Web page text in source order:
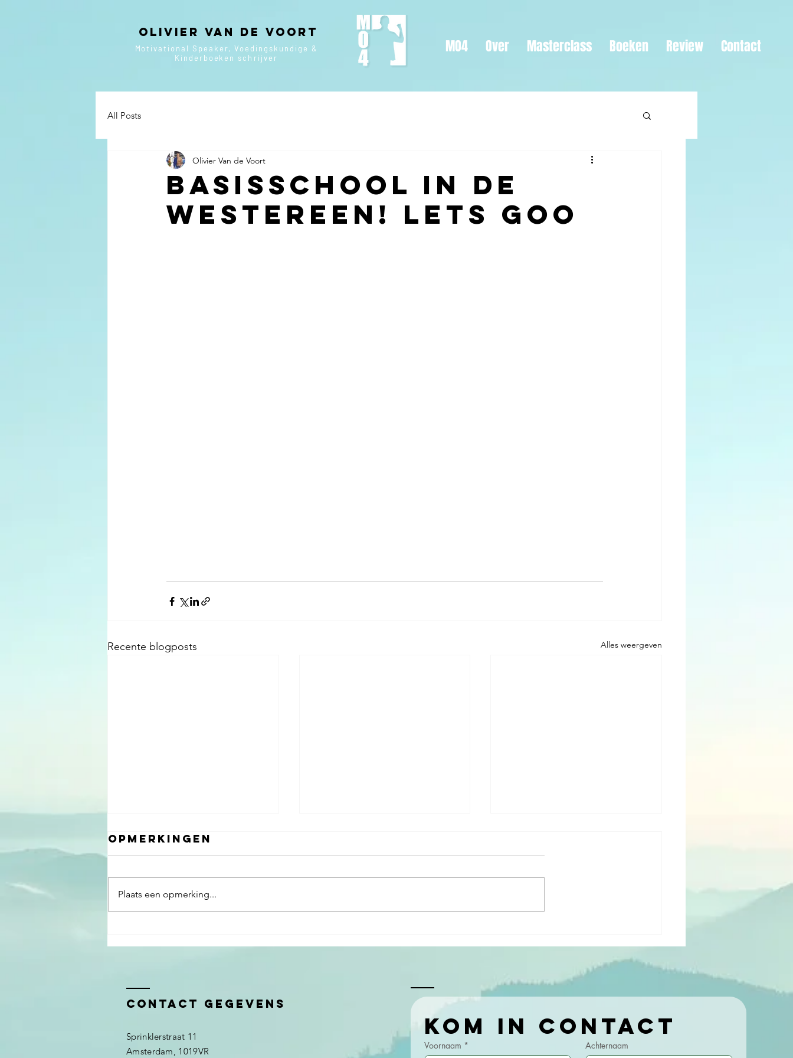
Olivier van de Voort
Motivational Speaker, Voedingskundige &
Kinderboeken schrijver
MO4 Over Masterclass Boeken Review Contact
All Posts
basisschooL IN de
Westereen! Lets goo
Olivier Van de Voort
Recente blogposts Alles weergeven
voor TNO over
omgaan met
verandering!
omgaan met
in Sneek!
Opmerkingen
Plaats een opmerking...
Contact gegevens
Sprinklerstraat 11
Amsterdam, 1019VR
Voornaam * Achternaam